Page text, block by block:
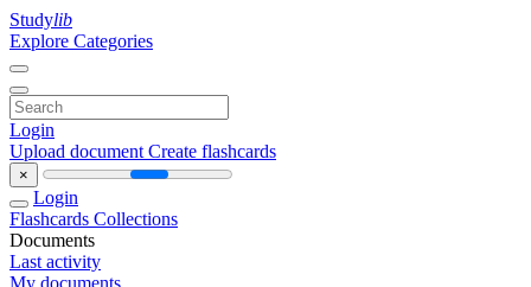
Studylib
Explore Categories
Login
Upload document Create flashcards
×
Login
Flashcards Collections
Documents
Last activity
My documents